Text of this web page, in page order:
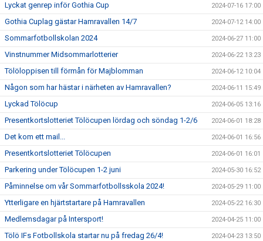
Lyckat genrep inför Gothia Cup 2024-07-16 17:00
Gothia Cuplag gästar Hamravallen 14/7 2024-07-12 14:00
Sommarfotbollskolan 2024 2024-06-27 11:00
Vinstnummer Midsommarlotterier 2024-06-22 13:23
Tölöloppisen till förmån för Majblomman 2024-06-12 10:04
Någon som har hästar i närheten av Hamravallen? 2024-06-11 15:49
Lyckad Tölöcup 2024-06-05 13:16
Presentkortslotteriet Tölöcupen lördag och söndag 1-2/6 2024-06-01 18:28
Det kom ett mail... 2024-06-01 16:56
Presentkortslotteriet Tölöcupen 2024-06-01 16:01
Parkering under Tölöcupen 1-2 juni 2024-05-30 16:52
Påminnelse om vår Sommarfotbollsskola 2024! 2024-05-29 11:00
Ytterligare en hjärtstartare på Hamravallen 2024-05-22 16:30
Medlemsdagar på Intersport! 2024-04-25 11:00
Tölö IFs Fotbollskola startar nu på fredag 26/4! 2024-04-23 13:50